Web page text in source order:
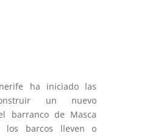
ha iniciado las
un nuevo
barranco de Masca
los barcos lleven o